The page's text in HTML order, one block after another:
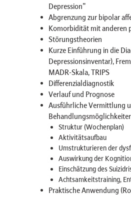
Depression"
Abgrenzung zur bipolar
Komorbidität mit anderen
Störungstheorien
Kurze Einführung in die
Depressionsinventar),
MADR-Skala, TRIPS
Differenzialdiagnostik
Verlauf und Prognose
Ausführliche Vermittlung
Struktur (Wochenplan)
Aktivitätsaufbau
Umstrukturieren der
Auswirkung der
Einschätzung des
Achtsamkeitstraining,
Praktische Anwendung